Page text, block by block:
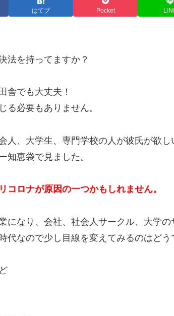
はてブ Pocket
法を持ってますか？
舎でも大丈夫！
る必要もありません。
人、大学生、専門学校の人が彼氏が欲し
知恵袋で見ました。
コロナが原因の一つかもしれません。
になり、会社、社会人サークル、大学
代なので少し目線を変えてみるのはどう